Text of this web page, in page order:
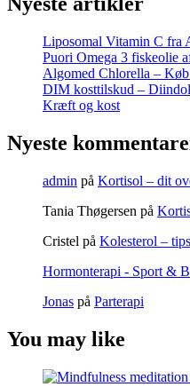
Liposomal Vitamin C fra
Puori Omega 3 fiskeolie
Algomed Chlorella –
DIM kosttilskud –
Kræft og kost
Nyeste
admin på Kortisol – dit
Tania Thøgersen på
Cristel på Kolesterol –
Hormonterapi - Sport &
Jonas på Parterapi
You may like